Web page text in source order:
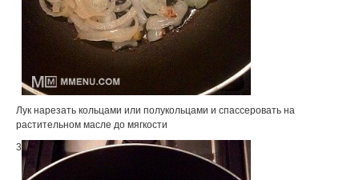
Лук нарезать кольцами или полукольцами и спассеровать на
растительном масле до мягкости
3